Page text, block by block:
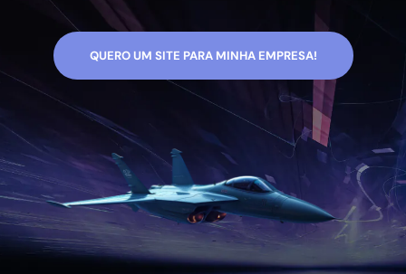
QUERO UM SITE PARA MINHA EMPRESA!